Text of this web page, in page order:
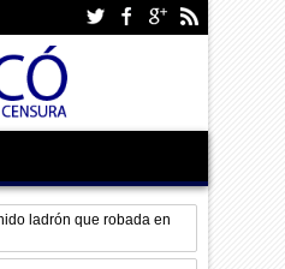
ladrón que robada en